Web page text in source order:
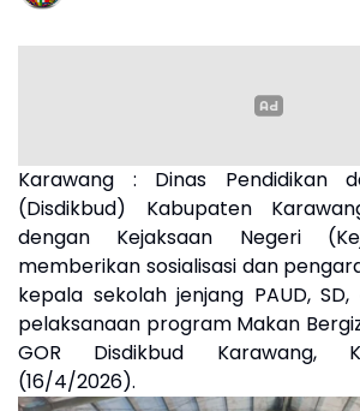
Karawang : Dinas Pendidikan
(Disdikbud) Kabupaten
dengan Kejaksaan Negeri
memberikan sosialisasi dan
kepala sekolah jenjang PAUD,
pelaksanaan program Makan
GOR Disdikbud Karawang,
(16/4/2026).